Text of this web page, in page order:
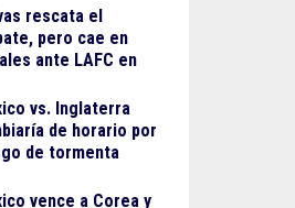
rescata el
pero cae en
ante LAFC en
vs. Inglaterra
de horario por
de tormenta
vence a Corea y